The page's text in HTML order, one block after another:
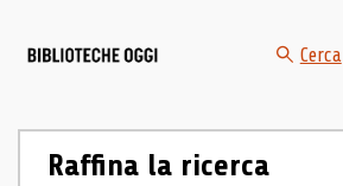
Cerca
Raffina la ricerca